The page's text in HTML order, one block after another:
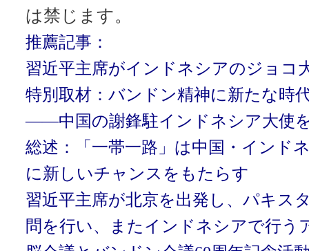
は禁じます。
推薦記事：
習近平主席がインドネシアのジョコ
特別取材：バンドン精神に新たな時
――中国の謝鋒駐インドネシア大使
総述：「一帯一路」は中国・インド
に新しいチャンスをもたらす
習近平主席が北京を出発し、パキス
問を行い、またインドネシアで行う